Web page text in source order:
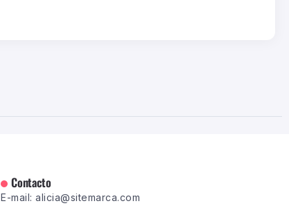
Contacto
E-mail: alicia@sitemarca.com